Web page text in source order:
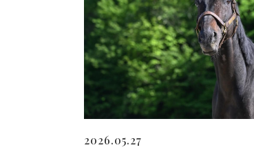
2026.05.27